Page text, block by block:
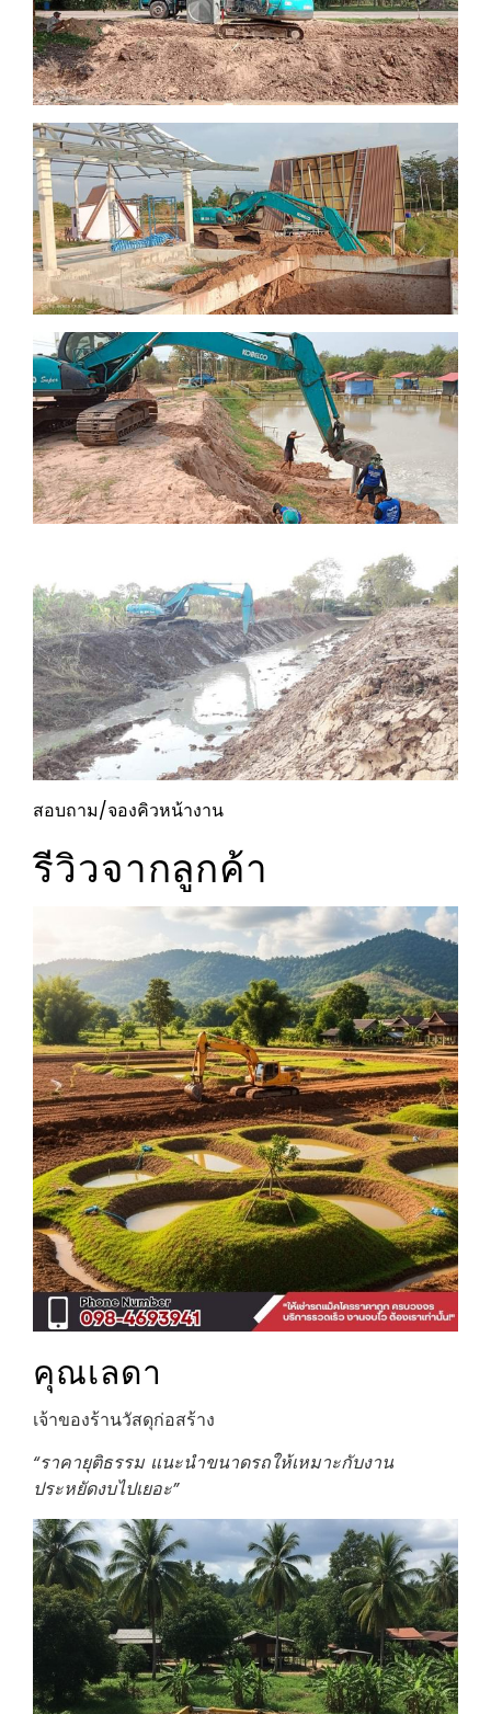
สอบถาม/จองคิวหน้างาน
รีวิวจากลูกค้า
คุณเลดา
เจ้าของร้านวัสดุก่อสร้าง
“ราคายุติธรรม แนะนำขนาดรถให้เหมาะกับงาน
ประหยัดงบไปเยอะ”